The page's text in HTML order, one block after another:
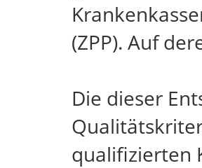
(ZPP). Auf
Die dieser
qualifizierten